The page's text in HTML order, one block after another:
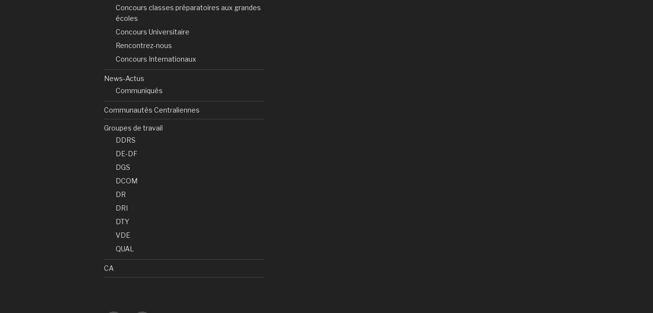
Concours classes préparatoires aux grandes
écoles
Concours Universitaire
Rencontrez-nous
Concours Internationaux
News-Actus
Communiqués
Communautés Centraliennes
Groupes de travail
DDRS
DE-DF
DGS
DCOM
DR
DRI
DTY
VDE
QUAL
CA